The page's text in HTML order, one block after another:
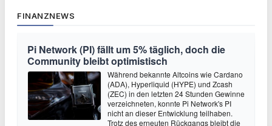
FINANZNEWS
Pi Network (PI) fällt um 5% täglich, doch die
Community bleibt optimistisch
Während bekannte Altcoins wie Cardano
(ADA), Hyperliquid (HYPE) und Zcash
(ZEC) in den letzten 24 Stunden Gewinne
verzeichneten, konnte Pi Network's PI
nicht an dieser Entwicklung teilhaben.
Trotz des erneuten Rückgangs bleibt die